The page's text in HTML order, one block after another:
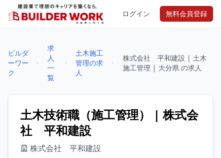
ログイン 無料会員登録
ビルダ
ーワー
ク
求
人
一
覧
土木施工
管理の求
人
株式会社 平和建設 | 土木
施工管理 | 大分県 の求人
土木技術職（施工管理） | 株式会
社 平和建設
株式会社 平和建設